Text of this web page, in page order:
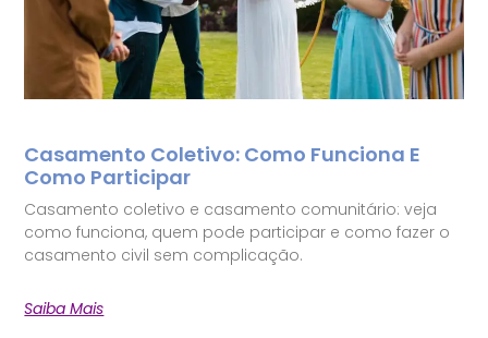
Casamento Coletivo: Como Funciona E
Como Participar
Casamento coletivo e casamento comunitário: veja
como funciona, quem pode participar e como fazer o
casamento civil sem complicação.
Saiba Mais